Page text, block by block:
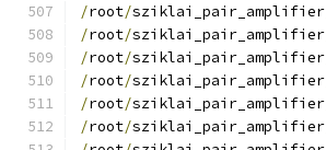
/root/sziklai_pair_amplifier
/root/sziklai_pair_amplifier
/root/sziklai_pair_amplifier
/root/sziklai_pair_amplifier
/root/sziklai_pair_amplifier
/root/sziklai_pair_amplifier